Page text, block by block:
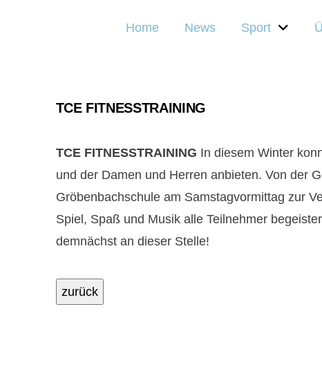
Home News Sport
TCE FITNESSTRAINING
TCE FITNESSTRAINING In diesem Winter
und der Damen und Herren anbieten. Von der
Gröbenbachschule am Samstagvormittag zur
Spiel, Spaß und Musik alle Teilnehmer
demnächst an dieser Stelle!
zurück